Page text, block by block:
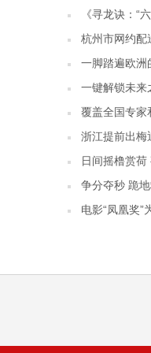
《寻龙诀：“
杭州市网约配
一脚踏遍欧洲
一键解锁未来
覆盖全国专家
浙江提前出梅
日间摇橹赏荷
争分夺秒 跪
电影“凤凰奖”